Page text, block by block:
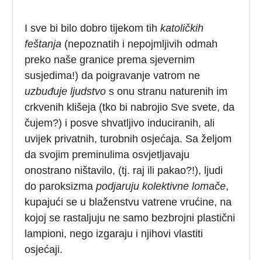
I sve bi bilo dobro tijekom tihkatoličkih
feštanja (nepoznatih i nepojmljivih odmah
preko naše granice prema sjevernim
susjedima!) da poigravanje vatrom ne
uzbuđuje ljudstvo s onu stranu naturenih im
crkvenih klišeja (tko bi nabrojio Sve svete, da
čujem?) i posve shvatljivo induciranih, ali
uvijek privatnih, turobnih osjećaja. Sa željom
da svojim preminulima osvjetljavaju
onostrano ništavilo, (tj. raj ili pakao?!), ljudi
do paroksizmapodjaruju kolektivne lomače,
kupajući se u blaženstvu vatrene vrućine, na
kojoj se rastaljuju ne samo bezbrojni plastični
lampioni, nego izgaraju i njihovi vlastiti
osjećaji.